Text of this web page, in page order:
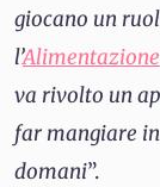
giocano un
l’Alimentazione
va rivolto un
far mangiare
domani”.